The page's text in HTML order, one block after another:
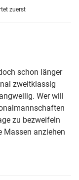
zuerst
schon länger
zweitklassig
Wer will
zu bezweifeln
anziehen